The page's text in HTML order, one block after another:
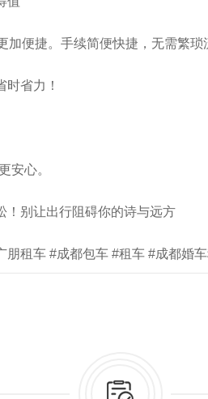
便捷。手续简便快捷，无需繁琐
省力！
安心。
！别让出行阻碍你的诗与远方
租车 #成都包车 #租车 #成都婚